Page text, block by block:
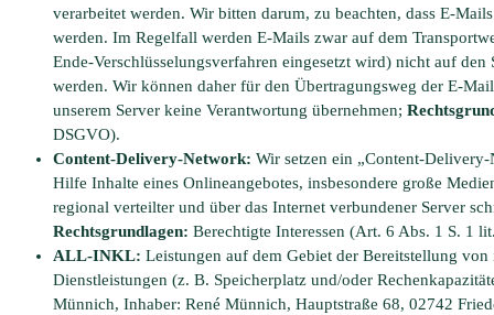
verarbeitet werden. Wir bitten darum, zu beachten, dass E-
werden. Im Regelfall werden E-Mails zwar auf dem
Ende-Verschlüsselungsverfahren eingesetzt wird) nicht auf
werden. Wir können daher für den Übertragungsweg der E-
unserem Server keine Verantwortung übernehmen;
DSGVO).
Content-Delivery-Network: Wir setzen ein „Content-
Hilfe Inhalte eines Onlineangebotes, insbesondere große
regional verteilter und über das Internet verbundener Server
Rechtsgrundlagen: Berechtigte Interessen (Art. 6 Abs. 1 S. 1
ALL-INKL: Leistungen auf dem Gebiet der Bereitstellung
Dienstleistungen (z. B. Speicherplatz und/oder
Münnich, Inhaber: René Münnich, Hauptstraße 68, 02742